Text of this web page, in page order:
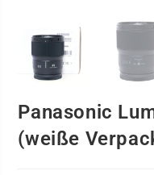
Panasonic
(weiße